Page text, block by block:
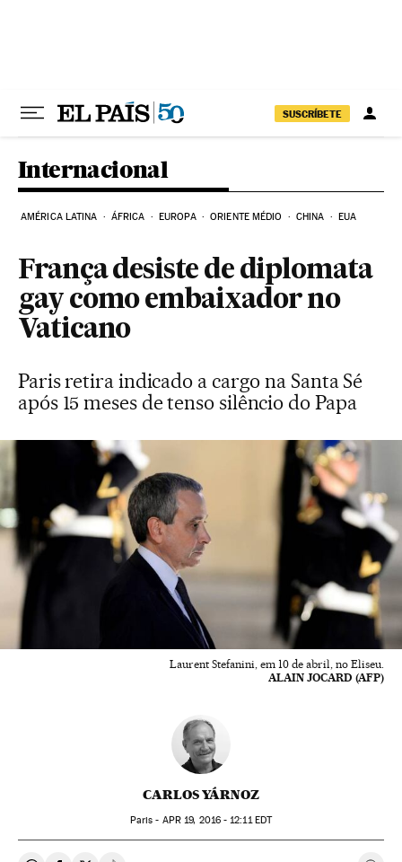
SUSCRÍBETE
Internacional
AMÉRICA LATINA ÁFRICA EUROPA ORIENTE MÉDIO CHINA EUA
França desiste de diplomata
gay como embaixador no
Vaticano
Paris retira indicado a cargo na Santa Sé
após 15 meses de tenso silêncio do Papa
Laurent Stefanini, em 10 de abril, no Eliseu.
ALAIN JOCARD (AFP)
CARLOS YÁRNOZ
Paris - APR 19, 2016 - 12:11EDT